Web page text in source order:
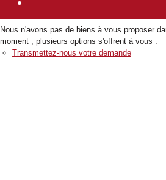
Nous n'avons pas de biens à vous proposer
moment , plusieurs options s'offrent à vous :
Transmettez-nous votre demande